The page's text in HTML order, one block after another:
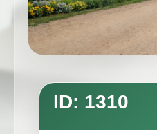
ID: 1310